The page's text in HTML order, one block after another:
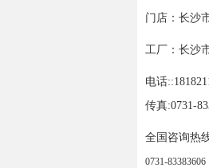
门店：长沙
工厂：长沙
电话
传真:0731-
全国咨询热
0731-83383606